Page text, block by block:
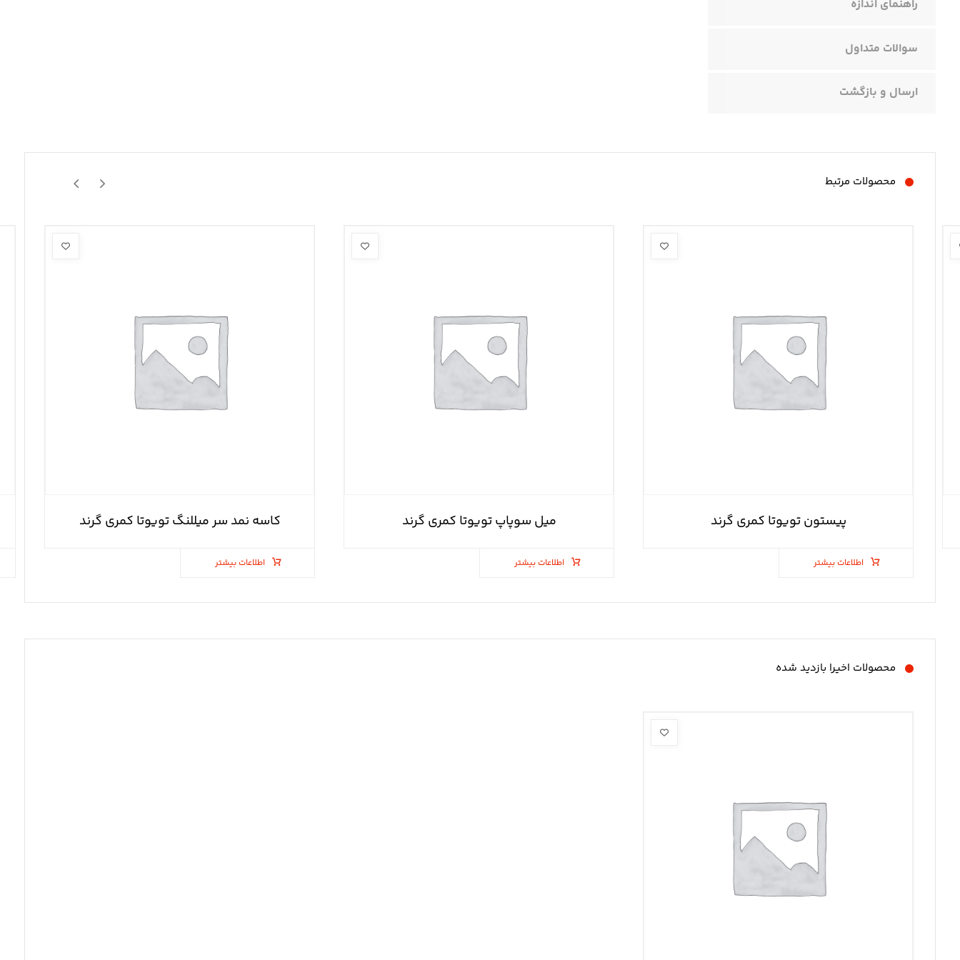
راهنمای اندازه
سوالات متداول
ارسال و بازگشت
محصولات مرتبط
پیستون تویوتا کمری گرند
اطلاعات بیشتر
میل سوپاپ تویوتا کمری گرند
اطلاعات بیشتر
کاسه نمد سر میللنگ تویوتا کمری گرند
اطلاعات بیشتر
محصولات اخیرا بازدید شده